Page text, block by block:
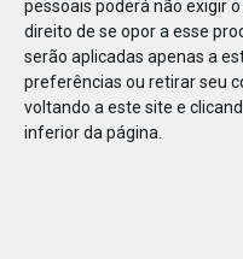
pessoais poderá não exigir
direito de se opor a esse
serão aplicadas apenas a
preferências ou retirar seu
voltando a este site e
inferior da página.